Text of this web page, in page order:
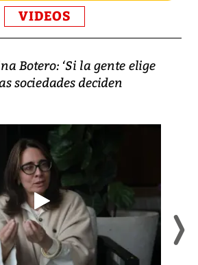
VIDEOS
Botero: ‘Si la gente elige
sociedades deciden